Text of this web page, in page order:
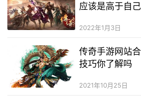
应该是高于自
2022年1月3日
传奇手游网站
技巧你了解吗
2021年10月25日